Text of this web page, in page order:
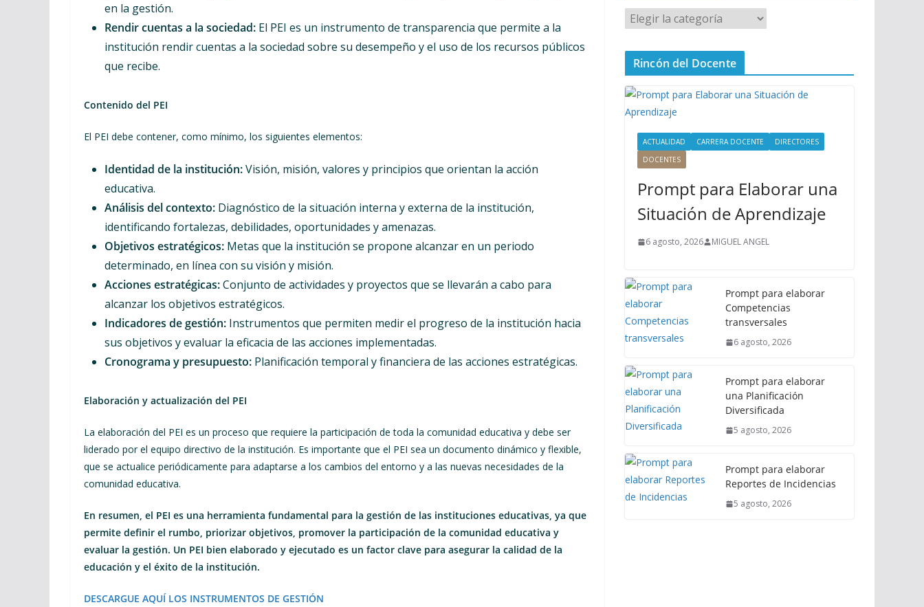
en la gestión.
Rendir cuentas a la sociedad: El PEI es un instrumento de transparencia que permite a la
institución rendir cuentas a la sociedad sobre su desempeño y el uso de los recursos públicos
que recibe.
Contenido del PEI
El PEI debe contener, como mínimo, los siguientes elementos:
Identidad de la institución:Visión, misión, valores y principios que orientan la acción
educativa.
Análisis del contexto: Diagnóstico de la situación interna y externa de la institución,
identificando fortalezas, debilidades, oportunidades y amenazas.
Objetivos estratégicos: Metas que la institución se propone alcanzar en un periodo
determinado, en línea con su visión y misión.
Acciones estratégicas:Conjunto de actividades y proyectos que se llevarán a cabo para
alcanzar los objetivos estratégicos.
Indicadores de gestión: Instrumentos que permiten medir el progreso de la institución hacia
sus objetivos y evaluar la eficacia de las acciones implementadas.
Cronograma y presupuesto: Planificación temporal y financiera de las acciones estratégicas.
Elaboración y actualización del PEI
La elaboración del PEI es un proceso que requiere la participación de toda la comunidad educativa y debe ser
liderado por el equipo directivo de la institución. Es importante que el PEI sea un documento dinámico y flexible,
que se actualice periódicamente para adaptarse a los cambios del entorno y a las nuevas necesidades de la
comunidad educativa.
En resumen, el PEI es una herramienta fundamental para la gestión de las instituciones educativas, ya que
permite definir el rumbo, priorizar objetivos, promover la participación de la comunidad educativa y
evaluar la gestión. Un PEI bien elaborado y ejecutado es un factor clave para asegurar la calidad de la
educación y el éxito de la institución.
DESCARGUE AQUÍ LOS INSTRUMENTOS DE GESTIÓN
M
e
n
P
i
Rincón del Docente
ACTUALIDAD CARRERA DOCENTE
DIRECTORES
DOCENTES
Prompt para Elaborar una
Situación de Aprendizaje
6 agosto, 2026 MIGUEL ANGEL
Prompt para elaborar
Competencias
transversales
6 agosto, 2026
Prompt para elaborar
una Planificación
Diversificada
5 agosto, 2026
Prompt para elaborar
Reportes de Incidencias
5 agosto, 2026